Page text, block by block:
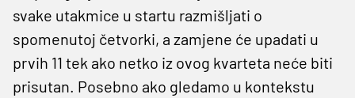
svake utakmice u startu razmišljati o
spomenutoj četvorki, a zamjene će upadati u
prvih 11 tek ako netko iz ovog kvarteta neće biti
prisutan. Posebno ako gledamo u kontekstu